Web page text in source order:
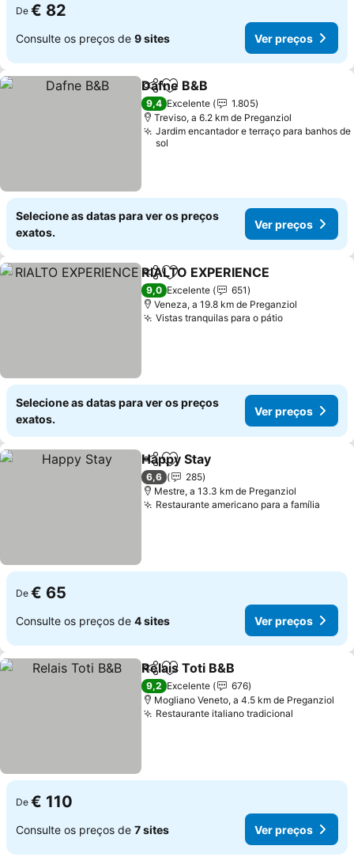
De € 82
Consulte os preços de 9 sites Ver preços
PartilharAdicionar aos favoritos
Dafne B&B
9,4 Excelente
1.805
Treviso, a 6.2 km de Preganziol
Jardim encantador e terraço para banhos de
sol
Selecione as datas para ver os preços
exatos.
Ver preços
PartilharAdicionar aos favoritos
RIALTO EXPERIENCE
9,0 Excelente
651
Veneza, a 19.8 km de Preganziol
Vistas tranquilas para o pátioVer preços
Selecione as datas para ver os preços
exatos.
Ver preços
PartilharAdicionar aos favoritos
Happy Stay
6,6
285
Mestre, a 13.3 km de Preganziol
Restaurante americano para a família
De € 65
Consulte os preços de 4 sites Ver preços
PartilharAdicionar aos favoritos
Relais Toti B&B
9,2 Excelente
676
Mogliano Veneto, a 4.5 km de Preganziol
Restaurante italiano tradicional
De € 110
Consulte os preços de 7 sites Ver preços